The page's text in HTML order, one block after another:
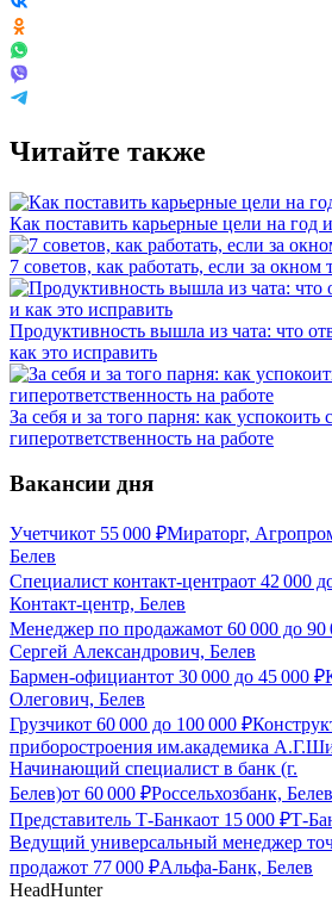
Читайте также
Как поставить карьерные цели на год
7 советов, как работать, если за
Продуктивность вышла из чата: что
как это исправить
За себя и за того парня: как успокоить
гиперответственность на работе
Вакансии дня
Учетчикот 55 000 ₽Мираторг,
Белев
Специалист контакт-центраот 42 000
Контакт-центр, Белев
Менеджер по продажамот 60 000 до 90
Сергей Александрович, Белев
Бармен-официантот 30 000 до 45 000 ₽
Олегович, Белев
Грузчикот 60 000 до 100 000 ₽
приборостроения им.академика
Начинающий специалист в банк (г.
Белев)от 60 000 ₽Россельхозбанк, Белев
Представитель Т-Банкаот 15 000 ₽Т-
Ведущий универсальный менеджер
продажот 77 000 ₽Альфа-Банк, Белев
HeadHunter